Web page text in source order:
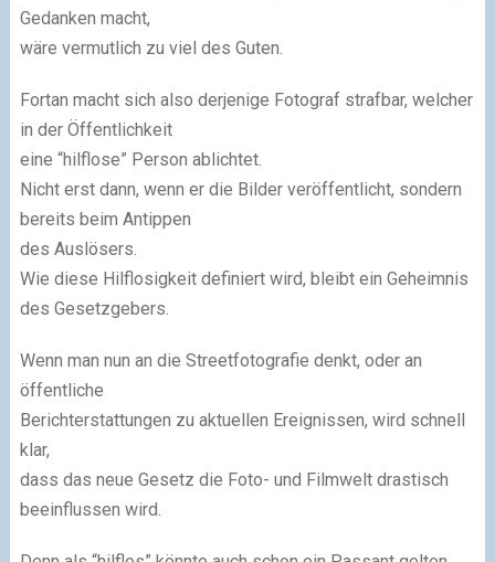
Gedanken macht,
wäre vermutlich zu viel des Guten.
Fortan macht sich also derjenige Fotograf strafbar, welcher
in der Öffentlichkeit
eine “hilflose” Person ablichtet.
Nicht erst dann, wenn er die Bilder veröffentlicht, sondern
bereits beim Antippen
des Auslösers.
Wie diese Hilflosigkeit definiert wird, bleibt ein Geheimnis
des Gesetzgebers.
Wenn man nun an die Streetfotografie denkt, oder an
öffentliche
Berichterstattungen zu aktuellen Ereignissen, wird schnell
klar,
dass das neue Gesetz die Foto- und Filmwelt drastisch
beeinflussen wird.